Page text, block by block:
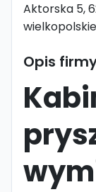
Aktorska 5,
wielkopolskie
Opis